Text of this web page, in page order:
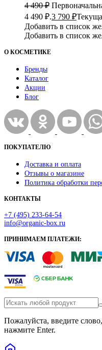
4 490₽
4 490 ₽.3 790 ₽
Добавить в список
Добавить в список
О КОСМЕТИКЕ
Бренды
Каталог
Акции
Блог
ПОКУПАТЕЛЮ
Доставка и оплата
Отзывы о магазине
Политика обработки
КОНТАКТЫ
+7 (495) 233-64-54
info@organic-box.ru
ПРИНИМАЕМ ПЛАТЕЖИ:
Пожалуйста, введите
нажмите Enter.